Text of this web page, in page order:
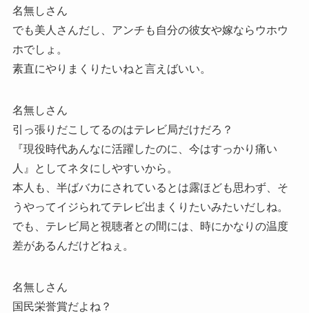
名無しさん
でも美人さんだし、アンチも自分の彼女や嫁ならウホウ
ホでしょ。
素直にやりまくりたいねと言えばいい。
名無しさん
引っ張りだこしてるのはテレビ局だけだろ？
『現役時代あんなに活躍したのに、今はすっかり痛い
人』としてネタにしやすいから。
本人も、半ばバカにされているとは露ほども思わず、そ
うやってイジられてテレビ出まくりたいみたいだしね。
でも、テレビ局と視聴者との間には、時にかなりの温度
差があるんだけどねぇ。
名無しさん
国民栄誉賞だよね？